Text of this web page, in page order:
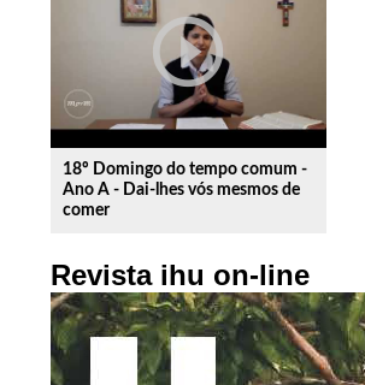
play_circle_outline
18º Domingo do tempo comum -
Ano A - Dai-lhes vós mesmos de
comer
Revista ihu on-line